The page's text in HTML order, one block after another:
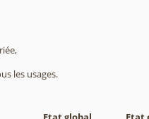
les usages.